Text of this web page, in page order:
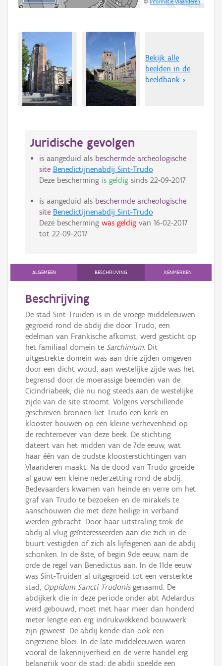
©Informatie Vlaanderen
Bekijk alle
beelden in de
beeldbank >
Juridische gevolgen
is aangeduid als beschermde archeologische
site Benedictijnenabdij Sint-Trudo
Deze bescherming is geldigsinds 22-09-2017
is aangeduid als beschermde archeologische
site Benedictijnenabdij Sint-Trudo
Deze bescherming was geldigvan 16-02-2017
tot 22-09-2017
ALGEMEEN BESCHRIJVING KENMERKEN
Beschrijving
De stad Sint-Truiden is in de vroege middeleeuwen
gegroeid rond de abdij die door Trudo, een
edelman van Frankische afkomst, werd gesticht op
het familiaal domein te Sarchinium. Dit
uitgestrekte domein was aan drie zijden omgeven
door een dicht woud; aan westelijke zijde was het
begrensd door de moerassige beemden van de
Cicindriabeek, die nu nog steeds aan de westelijke
zijde van de site stroomt. Volgens verschillende
geschreven bronnen liet Trudo een kerk en
klooster bouwen op een kleine verhevenheid op
de rechteroever van deze beek. De stichting
dateert van het midden van de 7de eeuw, wat
haar één van de oudste kloosterstichtingen van
Vlaanderen maakt. Na de dood van Trudo groeide
al gauw een kleine nederzetting rond de abdij.
Bedevaarders kwamen van heinde en verre om het
graf van Trudo te bezoeken en de mirakels te
aanschouwen die met deze heilige in verband
werden gebracht. Door haar uitstraling trok de
abdij al vlug geïnteresseerden aan die zich in de
buurt vestigden of zich als lijfeigenen aan de abdij
schonken. In de 8ste, of begin 9de eeuw, nam de
orde de regel van Benedictus aan. In de 11de eeuw
was Sint-Truiden al uitgegroeid tot een versterkte
stad, Oppidum Sancti Trudonisgenaamd. De
abdijkerk die in deze periode onder abt Adelardus
werd gebouwd, moet met haar meer dan honderd
meter lengte een erg indrukwekkend bouwwerk
zijn geweest. De abdij kende dan ook een
ongeziene bloei. In de late middeleeuwen waren
vooral de lakennijverheid en de verre handel erg
belangrijk voor de stad; de abdij speelde een